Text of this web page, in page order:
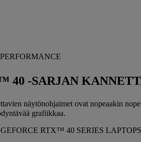
40 -SARJAN
näytönohjaimet ovat nopeaakin
grafiikkaa.